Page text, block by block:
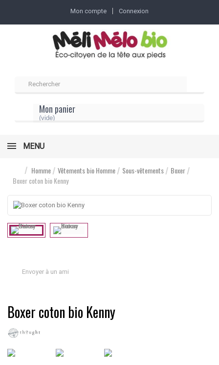
Mon compte Connexion
Mon panier
(vide)
MENU
Homme Vêtements bio Homme Sous-vêtements
Boxer
Boxer coton bio Kenny
Envoyer à un ami
Boxer coton bio Kenny